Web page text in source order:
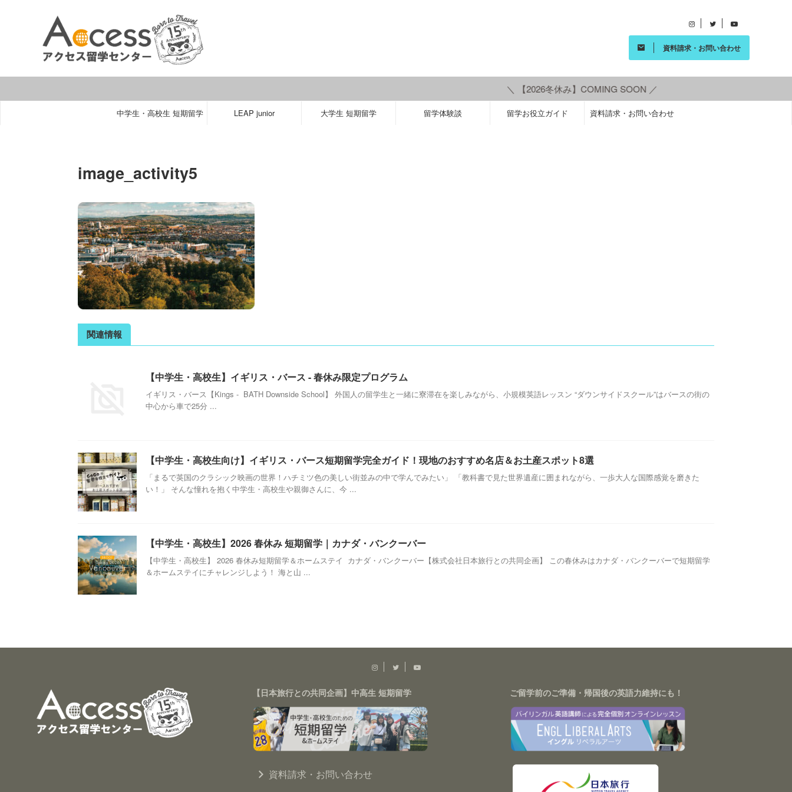
資料請求・お問い合わせ
＼ 【2026冬休み】COMING SOON ／
中学生・高校生 短期留学 LEAP junior 大学生 短期留学 留学体験談 留学お役立ガイド 資料請求・お問い合わせ
image_activity5
関連情報
【中学生・高校生】イギリス・バース - 春休み限定プログラム
イギリス・バース【Kings - BATH Downside School】 外国人の留学生と一緒に寮滞在を楽しみながら、小規模英語レッスン “ダウンサイドスクール”はバースの街の
中心から車で25分 ...
【中学生・高校生向け】イギリス・バース短期留学完全ガイド！現地のおすすめ名店＆お土産スポット8選
「まるで英国のクラシック映画の世界！ハチミツ色の美しい街並みの中で学んでみたい」 「教科書で見た世界遺産に囲まれながら、一歩大人な国際感覚を磨きた
い！」 そんな憧れを抱く中学生・高校生や親御さんに、今 ...
【中学生・高校生】2026 春休み 短期留学｜カナダ・バンクーバー
【中学生・高校生】 2026 春休み短期留学＆ホームステイ カナダ・バンクーバー【株式会社日本旅行との共同企画】 この春休みはカナダ・バンクーバーで短期留学
＆ホームステイにチャレンジしよう！ 海と山 ...
【日本旅行との共同企画】中高生 短期留学
資料請求・お問い合わせ
ご留学前のご準備・帰国後の英語力維持にも！